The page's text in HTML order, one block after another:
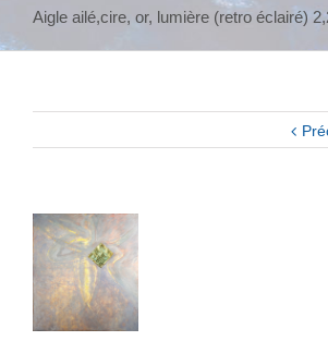
Aigle ailé,cire, or, lumière (retro éclairé)